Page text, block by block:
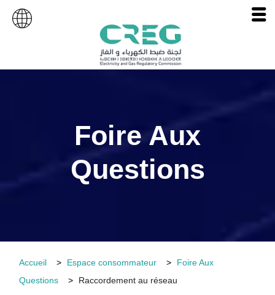
Foire Aux
Questions
Accueil Espace consommateur
Foire Aux
Questions
Raccordement au réseau